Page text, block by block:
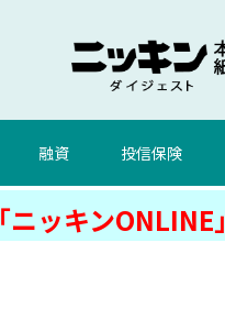
融資 投信保険
「ニッキンONLINE